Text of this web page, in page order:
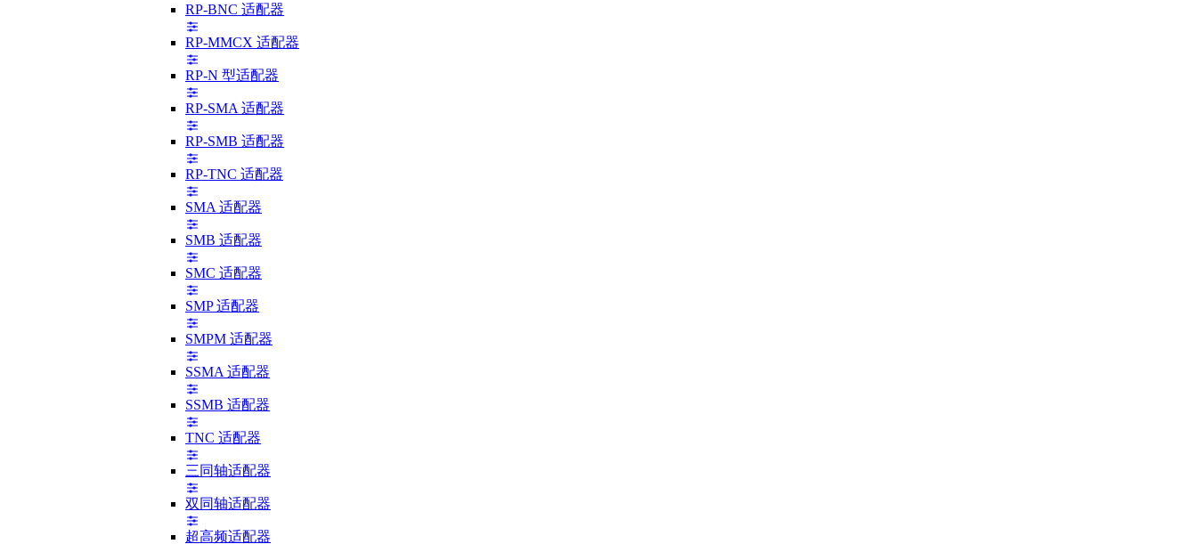
RP-BNC 适配器
RP-MMCX 适配器
RP-N 型适配器
RP-SMA 适配器
RP-SMB 适配器
RP-TNC 适配器
SMA 适配器
SMB 适配器
SMC 适配器
SMP 适配器
SMPM 适配器
SSMA 适配器
SSMB 适配器
TNC 适配器
三同轴适配器
双同轴适配器
超高频适配器